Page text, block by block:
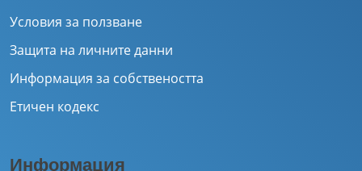
Условия за ползване
Защита на личните данни
Информация за собствеността
Етичен кодекс
Информация